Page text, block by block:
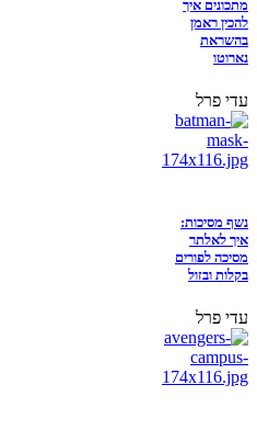
מתכונים איך
להכין ראמן
בהשראת
נארוטו
עדי פרל
נשף מסיכות:
איך לאלתר
מסיכה לפורים
בקלות ובזול
עדי פרל